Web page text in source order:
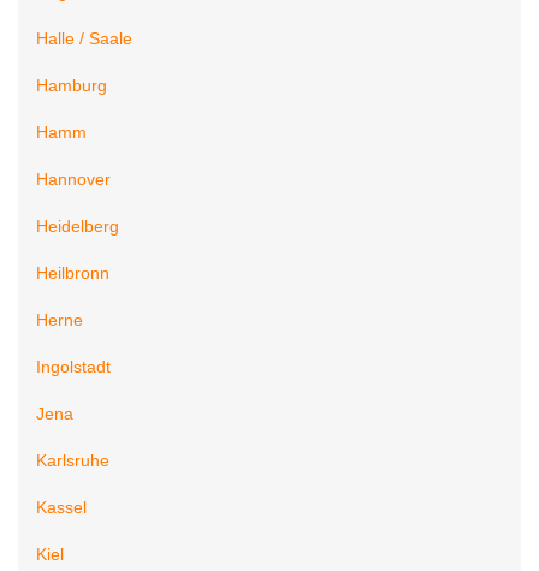
Halle / Saale
Hamburg
Hamm
Hannover
Heidelberg
Heilbronn
Herne
Ingolstadt
Jena
Karlsruhe
Kassel
Kiel